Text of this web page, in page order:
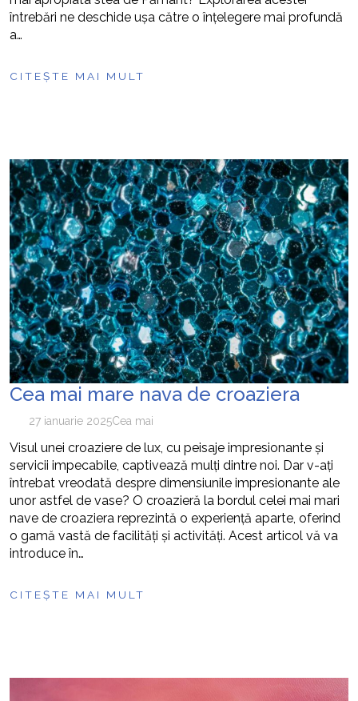
întrebări ne deschide ușa către o înțelegere mai profundă
a…
CITEȘTE MAI MULT
Cea mai mare nava de croaziera
27 ianuarie 2025Cea mai
Visul unei croaziere de lux, cu peisaje impresionante și
servicii impecabile, captivează mulți dintre noi. Dar v-ați
întrebat vreodată despre dimensiunile impresionante ale
unor astfel de vase? O croazieră la bordul celei mai mari
nave de croaziera reprezintă o experiență aparte, oferind
o gamă vastă de facilități și activități. Acest articol vă va
introduce în…
CITEȘTE MAI MULT